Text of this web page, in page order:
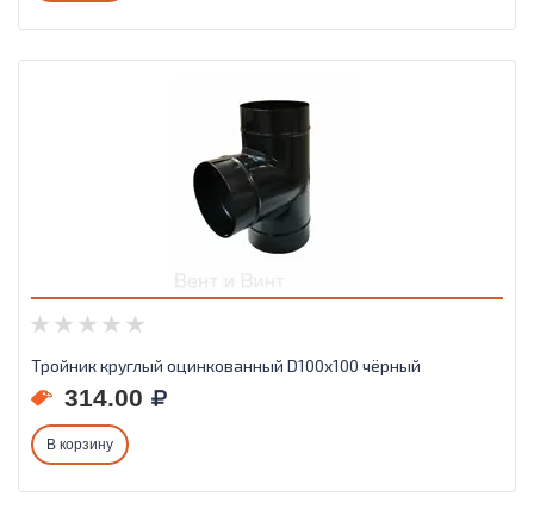
Тройник круглый оцинкованный D100х100 чёрный
314.00
В корзину